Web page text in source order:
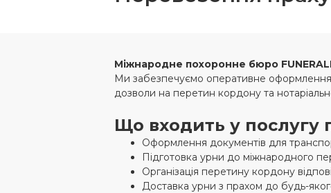
Міжнародне похоронне бюро
Ми забезпечуємо оперативне оформлення
дозволи на перетин кордону та
Що входить у послугу
Оформлення документів для
Підготовка урни до міжнародного
Організація перетину кордону
Доставка урни з прахом до будь-